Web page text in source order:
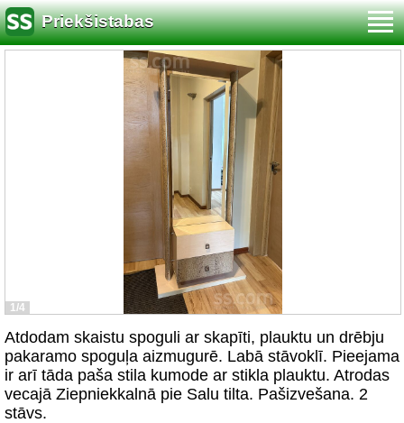
Priekšistabas
1/4
Atdodam skaistu spoguli ar skapīti, plauktu un drēbju
pakaramo spoguļa aizmugurē. Labā stāvoklī. Pieejama
ir arī tāda paša stila kumode ar stikla plauktu. Atrodas
vecajā Ziepniekkalnā pie Salu tilta. Pašizvešana. 2
stāvs.